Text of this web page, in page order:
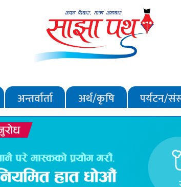
अन्तर्वार्ता अर्थ/कृषि पर्यटन/